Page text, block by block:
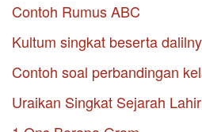
Contoh Rumus ABC
Kultum singkat beserta
Contoh soal perbandingan
Uraikan Singkat Sejarah